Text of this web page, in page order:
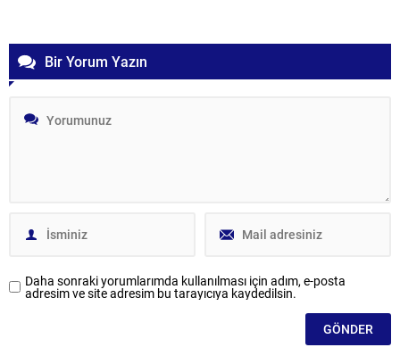
Bir Yorum Yazın
Daha sonraki yorumlarımda kullanılması için adım, e-posta
adresim ve site adresim bu tarayıcıya kaydedilsin.